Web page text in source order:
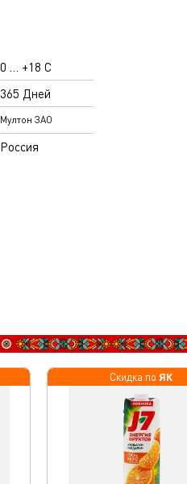
0 … +18 С
365 Дней
Мултон ЗАО
Россия
Скидка по ЯК